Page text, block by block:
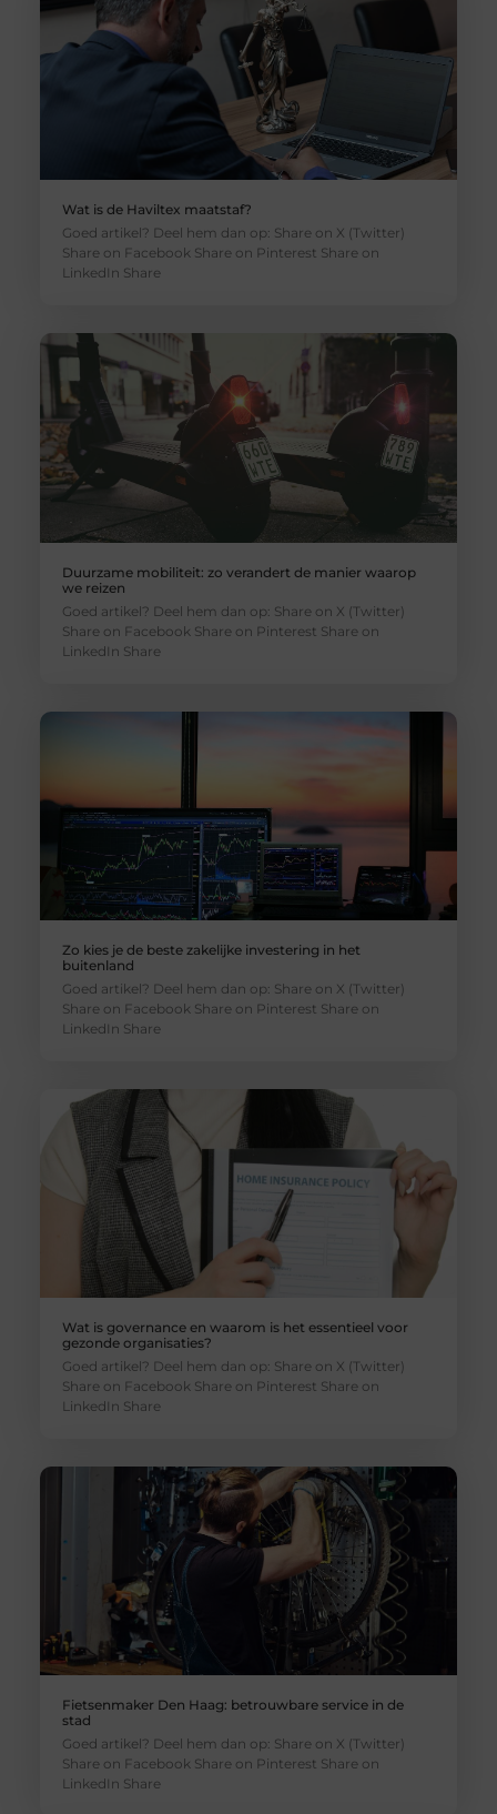
Wat is de Haviltex maatstaf?
Goed artikel? Deel hem dan op: Share on X (Twitter)
Share on Facebook Share on Pinterest Share on
LinkedIn Share
Duurzame mobiliteit: zo verandert de manier waarop
we reizen
Goed artikel? Deel hem dan op: Share on X (Twitter)
Share on Facebook Share on Pinterest Share on
LinkedIn Share
Zo kies je de beste zakelijke investering in het
buitenland
Goed artikel? Deel hem dan op: Share on X (Twitter)
Share on Facebook Share on Pinterest Share on
LinkedIn Share
Wat is governance en waarom is het essentieel voor
gezonde organisaties?
Goed artikel? Deel hem dan op: Share on X (Twitter)
Share on Facebook Share on Pinterest Share on
LinkedIn Share
Fietsenmaker Den Haag: betrouwbare service in de
stad
Goed artikel? Deel hem dan op: Share on X (Twitter)
Share on Facebook Share on Pinterest Share on
LinkedIn Share